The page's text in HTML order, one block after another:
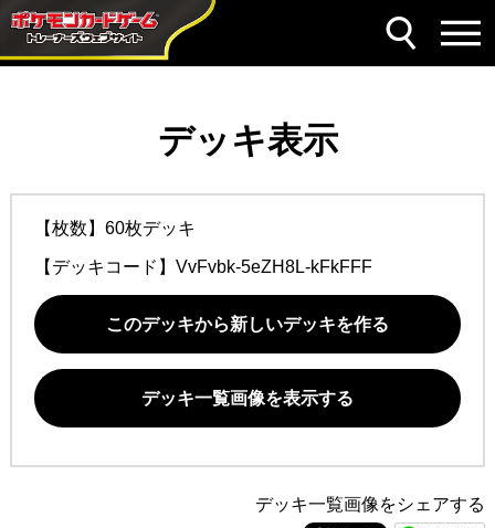
デッキ表示
【枚数】60枚デッキ
【デッキコード】 VvFvbk-5eZH8L-kFkFFF
このデッキから新しいデッキを作る
デッキ一覧画像を表示する
デッキ一覧画像をシェアする